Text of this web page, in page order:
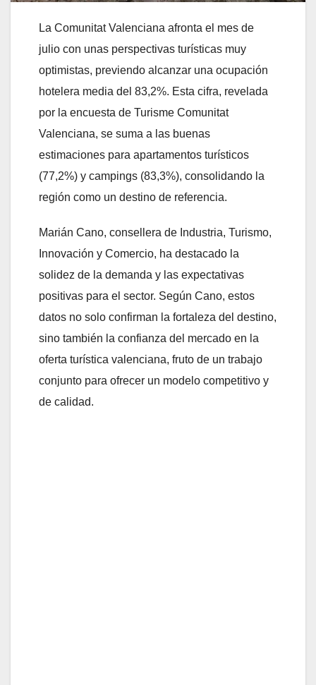
La Comunitat Valenciana afronta el mes de
julio con unas perspectivas turísticas muy
optimistas, previendo alcanzar una ocupación
hotelera media del 83,2%. Esta cifra, revelada
por la encuesta de Turisme Comunitat
Valenciana, se suma a las buenas
estimaciones para apartamentos turísticos
(77,2%) y campings (83,3%), consolidando la
región como un destino de referencia.
Marián Cano, consellera de Industria, Turismo,
Innovación y Comercio, ha destacado la
solidez de la demanda y las expectativas
positivas para el sector. Según Cano, estos
datos no solo confirman la fortaleza del destino,
sino también la confianza del mercado en la
oferta turística valenciana, fruto de un trabajo
conjunto para ofrecer un modelo competitivo y
de calidad.